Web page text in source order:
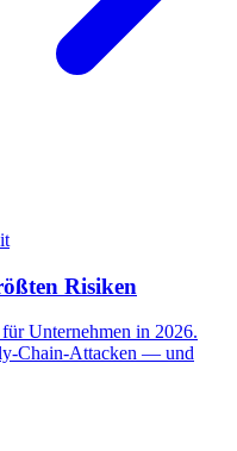
Risiken
Unternehmen in 2026.
Chain-Attacken — und